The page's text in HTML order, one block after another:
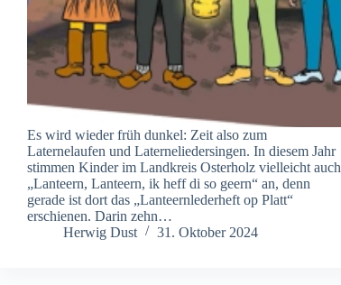
Es wird wieder früh dunkel: Zeit also zum
Laternelaufen und Laterneliedersingen. In diesem Jahr
stimmen Kinder im Landkreis Osterholz vielleicht auch
„Lanteern, Lanteern, ik heff di so geern“ an, denn
gerade ist dort das „Lanteernlederheft op Platt“
erschienen. Darin zehn…
Herwig Dust
31. Oktober 2024